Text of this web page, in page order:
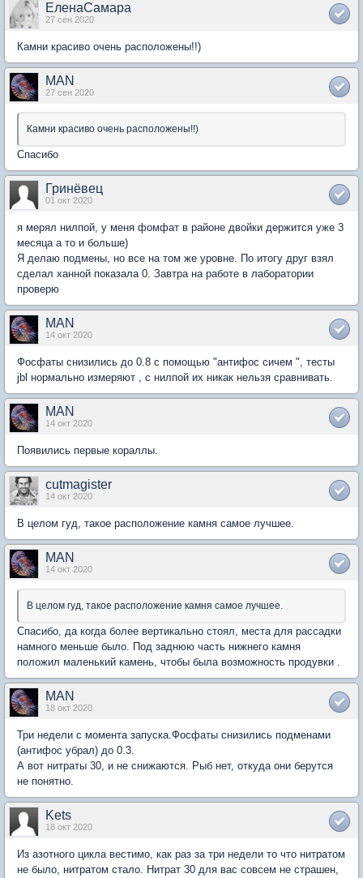
ЕленаСамара
27 сен 2020
Камни красиво очень расположены!!)
MAN
27 сен 2020
Камни красиво очень расположены!!)
Спасибо
Гринёвец
01 окт 2020
я мерял нилпой, у меня фомфат в районе двойки держится уже 3
месяца а то и больше)
Я делаю подмены, но все на том же уровне. По итогу друг взял
сделал ханной показала 0. Завтра на работе в лаборатории
проверю
MAN
14 окт 2020
Фосфаты снизились до 0.8 с помощью "антифос сичем ", тесты
jbl нормально измеряют , с нилпой их никак нельзя сравнивать.
MAN
14 окт 2020
Появились первые кораллы.
cutmagister
14 окт 2020
В целом гуд, такое расположение камня самое лучшее.
MAN
14 окт 2020
В целом гуд, такое расположение камня самое лучшее.
Спасибо, да когда более вертикально стоял, места для рассадки
намного меньше было. Под заднюю часть нижнего камня
положил маленький камень, чтобы была возможность продувки .
MAN
18 окт 2020
Три недели с момента запуска.Фосфаты снизились подменами
(антифос убрал) до 0.3.
А вот нитраты 30, и не снижаются. Рыб нет, откуда они берутся
не понятно.
Kets
18 окт 2020
Из азотного цикла вестимо, как раз за три недели то что нитратом
не было, нитратом стало. Нитрат 30 для вас совсем не страшен,